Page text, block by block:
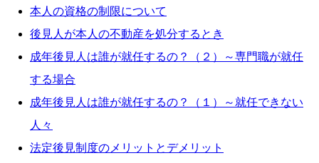
本人の資格の制限について
後見人が本人の不動産を処分するとき
成年後見人は誰が就任するの？（２）～専門職が就任
する場合
成年後見人は誰が就任するの？（１）～就任できない
人々
法定後見制度のメリットとデメリット